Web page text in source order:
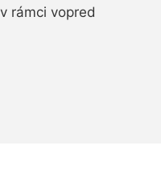
rámci vopred